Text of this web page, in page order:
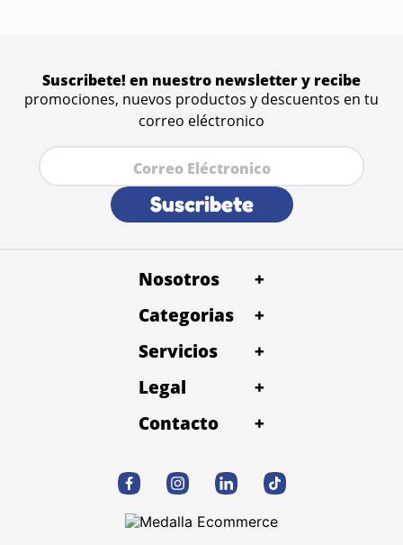
Suscribete! en nuestro newsletter y recibe
promociones, nuevos productos y descuentos en tu
correo eléctronico
Suscribete
Nosotros
+
Categorias
+
Servicios
+
Legal
+
Contacto
+